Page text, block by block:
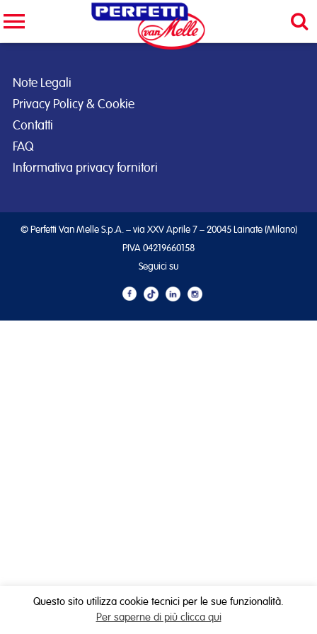
Note Legali
Privacy Policy & Cookie
Contatti
FAQ
Informativa privacy fornitori
© Perfetti Van Melle S.p.A. – via XXV Aprile 7 – 20045 Lainate (Milano)
PIVA 04219660158
Seguici su
Questo sito utilizza cookie tecnici per le sue funzionalità.
Per saperne di più clicca qui